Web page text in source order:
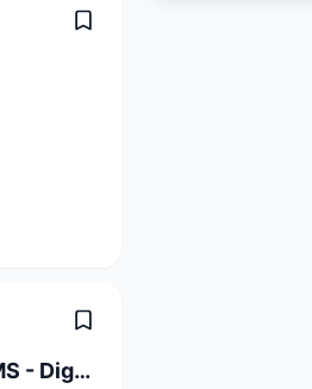
Studentische Hilfskraft Projekt DREAMS - Digitale Professionsentwicklung und Bildungsinnovation (20-40 %)